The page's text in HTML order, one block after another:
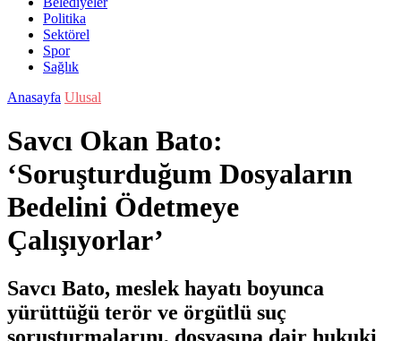
Politika
Sektörel
Spor
Sağlık
Anasayfa Ulusal
Savcı Okan Bato:
‘Soruşturduğum Dosyaların
Bedelini Ödetmeye
Çalışıyorlar’
Savcı Bato, meslek hayatı boyunca
yürüttüğü terör ve örgütlü suç